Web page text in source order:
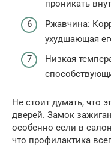
проникать
Ржавчина:
ухудшающая
Низкая
Не стоит думать, что
дверей. Замок
особенно если в
что профилактика